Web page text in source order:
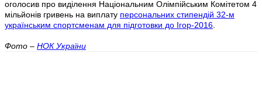
оголосив про виділення Національним Олімпійським Комітетом 4
мільйонів гривень на виплату персональних стипендій 32-м
українським спортсменам для підготовки до Ігор-2016
Фото – НОК України